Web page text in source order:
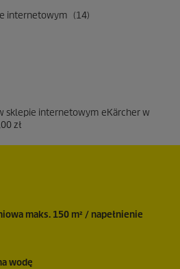
internetowym (14)
sklepie internetowym eKärcher w
zł
maks. 150 m² / napełnienie
wodę